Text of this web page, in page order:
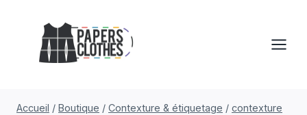
contenu
Accueil / Boutique / Contexture & étiquetage / contexture